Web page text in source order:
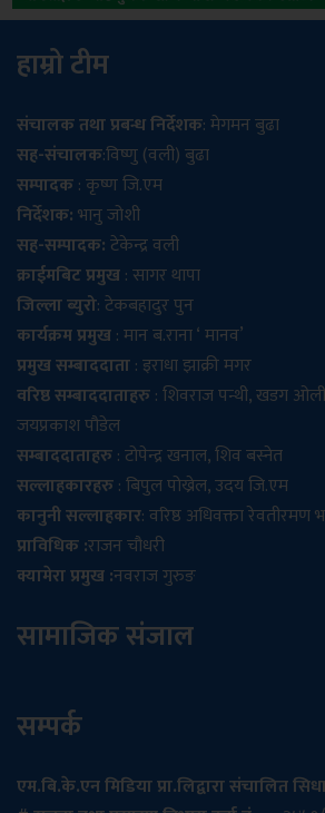
हाम्रो टीम
संचालक तथा प्रबन्ध निर्देशक: मेगमन बुढा
सह-संचालक:विष्णु (वली) बुढा
सम्पादक: कृष्ण जि.एम
निर्देशक:भानु जोशी
सह-सम्पादक:टेकेन्द्र वली
क्राईमबिट प्रमुख: सागर थापा
जिल्ला ब्युरो: टेकबहादुर पुन
कार्यक्रम प्रमुख: मान ब.राना ‘ मानव’
प्रमुख सम्बाददाता: इराधा झाक्री मगर
वरिष्ठ सम्बाददाताहरु: शिवराज पन्थी, खडग
जयप्रकाश पौडेल
सम्बाददाताहरु: टोपेन्द्र खनाल, शिव बस्नेत
सल्लाहकारहरु: बिपुल पोख्रेल, उदय जि.एम
कानुनी सल्लाहकार: वरिष्ठ अधिवक्ता रेवतीरमण
प्राविधिक :राजन चौधरी
क्यामेरा प्रमुख :नवराज गुरुङ
सामाजिक संजाल
सम्पर्क
एम.बि.के.एन मिडिया प्रा.लिद्वारा संचालित